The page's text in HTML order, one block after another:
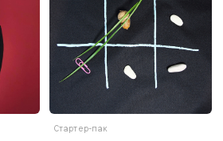
Стартер-пак